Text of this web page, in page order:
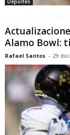
Deportes
Alamo Bowl:
Rafael Santos - 29